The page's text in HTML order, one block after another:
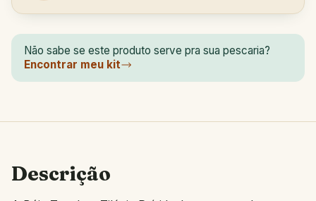
Não sabe se este produto serve pra sua pescaria?
Encontrar meu kit
Descrição